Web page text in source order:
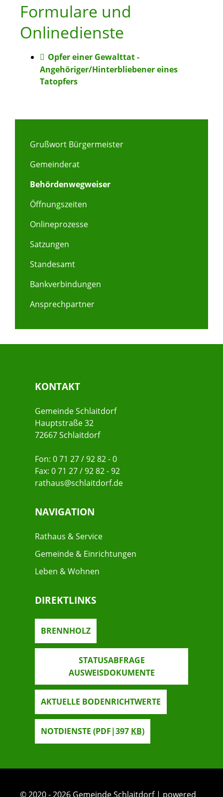
Formulare und
Onlinedienste
Opfer einer Gewalttat -
Angehöriger/Hinterbliebener eines
Tatopfers
Grußwort Bürgermeister
Gemeinderat
Behördenwegweiser
Öffnungszeiten
Onlineprozesse
Satzungen
Standesamt
Bankverbindungen
Ansprechpartner
KONTAKT
Gemeinde Schlaitdorf
Hauptstraße 32
72667 Schlaitdorf
Fon: 0 71 27 / 92 82 - 0
Fax: 0 71 27 / 92 82 - 92
rathaus@schlaitdorf.de
NAVIGATION
Rathaus & Service
Gemeinde & Einrichtungen
Leben & Wohnen
DIREKTLINKS
BRENNHOLZ
STATUSABFRAGE
AUSWEISDOKUMENTE
AKTUELLE BODENRICHTWERTE
NOTDIENSTE (PDF|397 KB)
© 2020 - 2026 Gemeinde Schlaitdorf | powered